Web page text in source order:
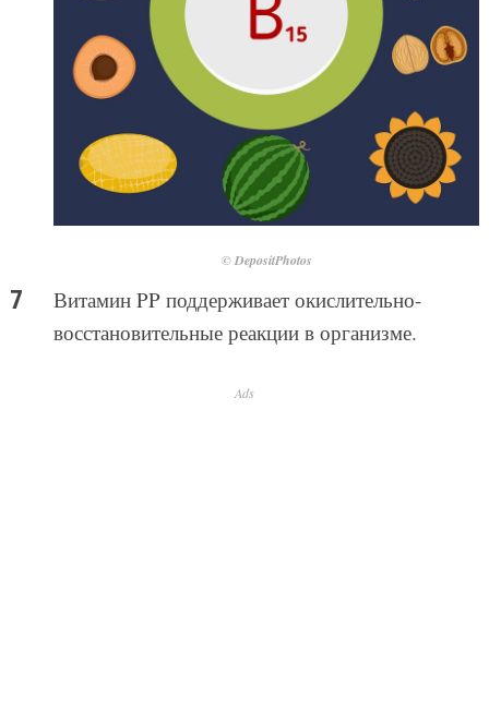
© DepositPhotos
Витамин PP поддерживает окислительно-
восстановительные реакции в организме.
Ads